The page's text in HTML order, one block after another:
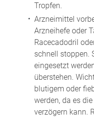
Tropfen.
Arzneimittel
Arzneihefe oder
Racecadodril
schnell stoppen.
eingesetzt
überstehen.
blutigem oder
werden, da es
verzögern kann.